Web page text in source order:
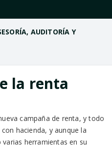
AUDITORÍA Y
la renta
campaña de renta, y todo
hacienda, y aunque la
herramientas en su